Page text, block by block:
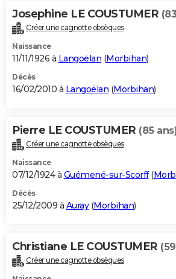
Josephine LE COUSTUMER
Créer une cagnotte obsèques
Naissance
11/11/1926 à Langoëlan (Morbihan)
Décès
16/02/2010 à Langoëlan (Morbihan)
Pierre LE COUSTUMER (85
Créer une cagnotte obsèques
Naissance
07/12/1924 à Guémené-sur-Scorff(
Décès
25/12/2009 à Auray(Morbihan)
Christiane LE COUSTUMER
Créer une cagnotte obsèques